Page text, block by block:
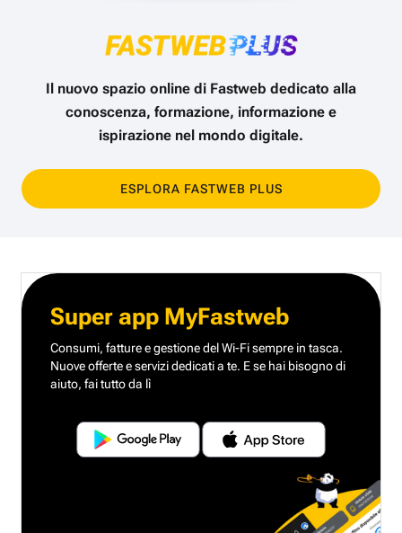
Il nuovo spazio online di Fastweb dedicato alla
conoscenza, formazione, informazione e
ispirazione nel mondo digitale.
ESPLORA FASTWEB PLUS
Super app MyFastweb
Consumi, fatture e gestione del Wi-Fi sempre in tasca.
Nuove offerte e servizi dedicati a te. E se hai bisogno di
aiuto, fai tutto da lì